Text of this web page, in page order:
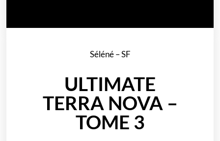
Séléné – SF
ULTIMATE
TERRA NOVA –
TOME 3